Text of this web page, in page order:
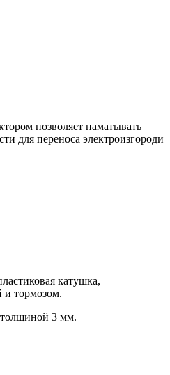
позволяет наматывать
для переноса электроизгороди
катушка,
и тормозом.
3 мм.